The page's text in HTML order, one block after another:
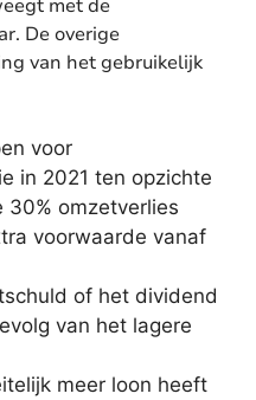
met de
De overige
van het gebruikelijk
voor
in 2021 ten opzichte
30% omzetverlies
voorwaarde vanaf
of het dividend
van het lagere
meer loon heeft